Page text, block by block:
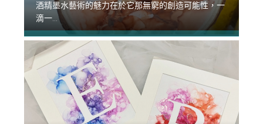
酒精墨水藝術的魅力在於它那無窮的創造可能性，一
滴一...